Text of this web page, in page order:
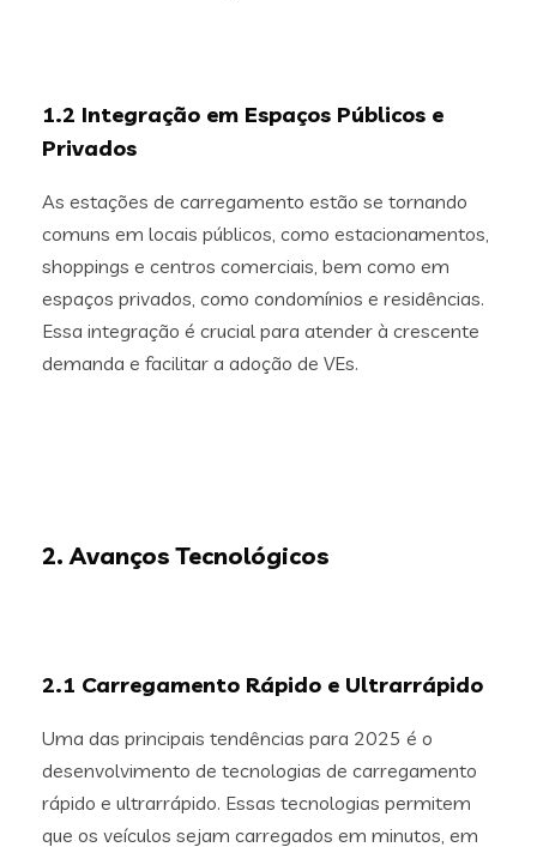
1.2 Integração em Espaços Públicos e
Privados
As estações de carregamento estão se tornando
comuns em locais públicos, como estacionamentos,
shoppings e centros comerciais, bem como em
espaços privados, como condomínios e residências.
Essa integração é crucial para atender à crescente
demanda e facilitar a adoção de VEs.
2. Avanços Tecnológicos
2.1 Carregamento Rápido e Ultrarrápido
Uma das principais tendências para 2025 é o
desenvolvimento de tecnologias de carregamento
rápido e ultrarrápido. Essas tecnologias permitem
que os veículos sejam carregados em minutos, em